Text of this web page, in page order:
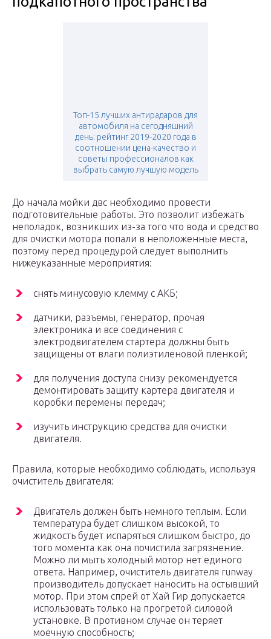
Топ-15 лучших антирадаров для
автомобиля на сегодняшний
день: рейтинг 2019-2020 года в
соотношении цена-качество и
советы профессионалов как
выбрать самую лучшую модель
До начала мойки двс необходимо провести
подготовительные работы. Это позволит избежать
неполадок, возникших из-за того что вода и средство
для очистки мотора попали в неположенные места,
поэтому перед процедурой следует выполнить
нижеуказанные мероприятия:
снять минусовую клемму с АКБ;
датчики, разъемы, генератор, прочая
электроника и все соединения с
электродвигателем стартера должны быть
защищены от влаги полиэтиленовой пленкой;
для получения доступа снизу рекомендуется
демонтировать защиту картера двигателя и
коробки перемены передач;
изучить инструкцию средства для очистки
двигателя.
Правила, которые необходимо соблюдать, используя
очиститель двигателя:
Двигатель должен быть немного теплым. Если
температура будет слишком высокой, то
жидкость будет испаряться слишком быстро, до
того момента как она почистила загрязнение.
Можно ли мыть холодный мотор нет единого
ответа. Например, очиститель двигателя runway
производитель допускает наносить на остывший
мотор. При этом спрей от Хай Гир допускается
использовать только на прогретой силовой
установке. В противном случае он теряет
моечную способность;